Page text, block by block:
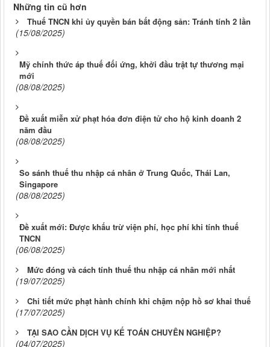
Những tin cũ hơn
Thuế TNCN khi ủy quyền bán bất động sản: Tránh tính 2 lần
(15/08/2025)
Mỹ chính thức áp thuế đối ứng, khởi đầu trật tự thương mại
mới
(08/08/2025)
Đề xuất miễn xử phạt hóa đơn điện tử cho hộ kinh doanh 2
năm đầu
(08/08/2025)
So sánh thuế thu nhập cá nhân ở Trung Quốc, Thái Lan,
Singapore
(08/08/2025)
Đề xuất mới: Được khấu trừ viện phí, học phí khi tính thuế
TNCN
(06/08/2025)
Mức đóng và cách tính thuế thu nhập cá nhân mới nhất
(19/07/2025)
Chi tiết mức phạt hành chính khi chậm nộp hồ sơ khai thuế
(17/07/2025)
TẠI SAO CẦN DỊCH VỤ KẾ TOÁN CHUYÊN NGHIỆP?
(04/07/2025)